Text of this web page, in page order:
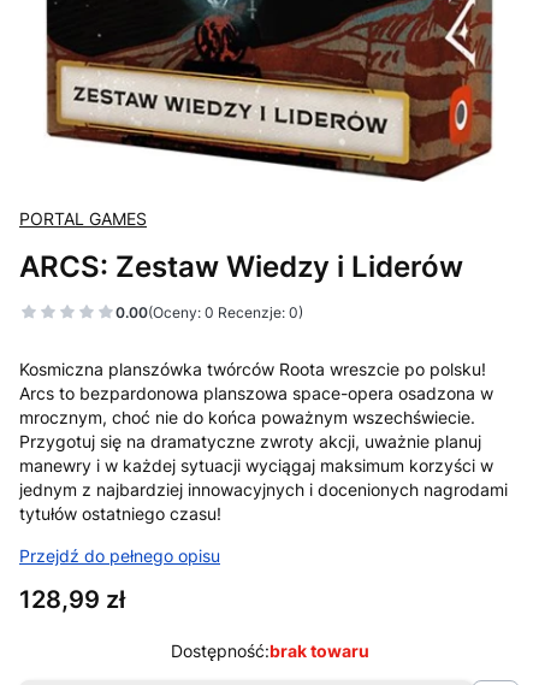
PORTAL GAMES
ARCS: Zestaw Wiedzy i Liderów
0.00(Oceny: 0 Recenzje: 0)
Kosmiczna planszówka twórców Roota wreszcie po polsku!
Arcs to bezpardonowa planszowa space-opera osadzona w
mrocznym, choć nie do końca poważnym wszechświecie.
Przygotuj się na dramatyczne zwroty akcji, uważnie planuj
manewry i w każdej sytuacji wyciągaj maksimum korzyści w
jednym z najbardziej innowacyjnych i docenionych nagrodami
tytułów ostatniego czasu!
Przejdź do pełnego opisu
Cena
128,99 zł
Dostępność:brak towaru